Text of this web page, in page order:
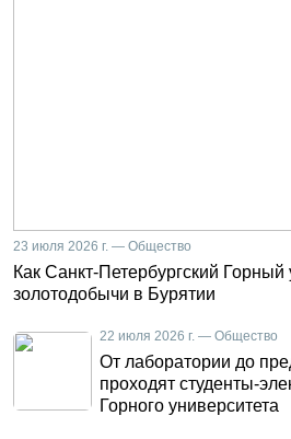
23 июля 2026 г. — Общество
Как Санкт-Петербургский Горный
золотодобычи в Бурятии
22 июля 2026 г. — Общество
От лаборатории до
проходят студенты-
Горного университета